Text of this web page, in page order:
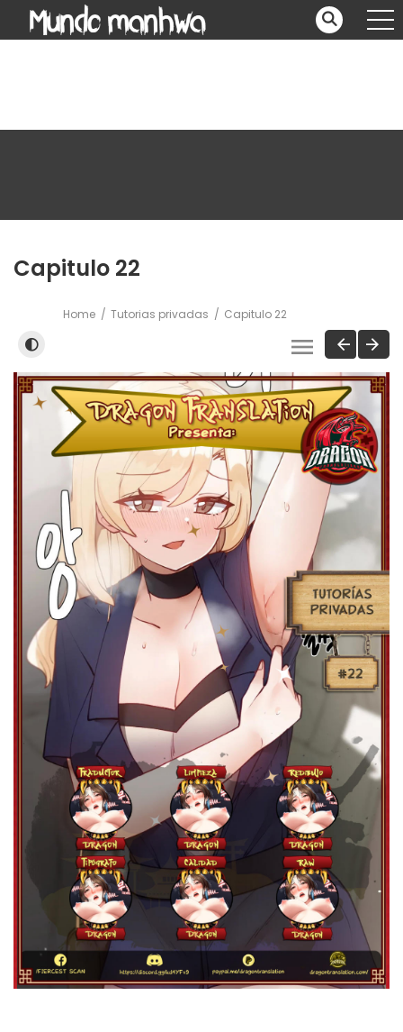
Capitulo 22
Home Tutorias privadas Capitulo 22